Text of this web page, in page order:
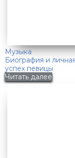
Музыка
Биография и
успех певицы
Читать далее